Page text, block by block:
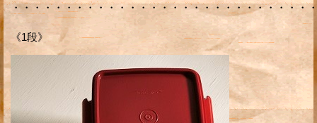
・・・・・・・・・・・・・・・・・・・・・・・・・・・
《1段》